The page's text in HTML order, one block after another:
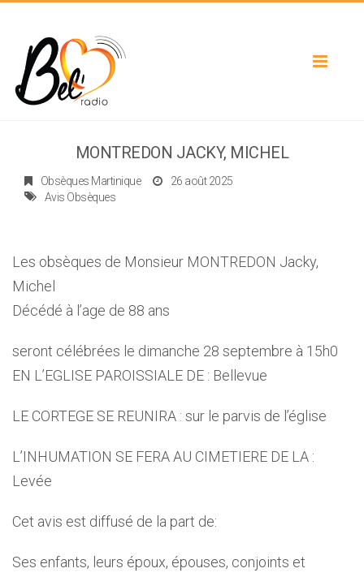
Toggle
MONTREDON JACKY, MICHEL
Obsèques Martinique
26 août 2025
Avis Obsèques
Les obsèques de Monsieur MONTREDON Jacky,
Michel
Décédé à l’age de 88 ans
seront célébrées le dimanche 28 septembre à 15h0
EN L’EGLISE PAROISSIALE DE : Bellevue
LE CORTEGE SE REUNIRA : sur le parvis de l’église
L’INHUMATION SE FERA AU CIMETIERE DE LA :
Levée
Cet avis est diffusé de la part de:
Ses enfants, leurs époux, épouses, conjoints et